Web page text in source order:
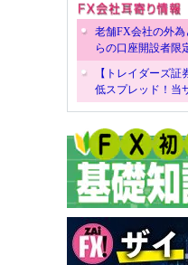
老舗FX会社の外
らの口座開設者限
【トレイダーズ
低スプレッド！当